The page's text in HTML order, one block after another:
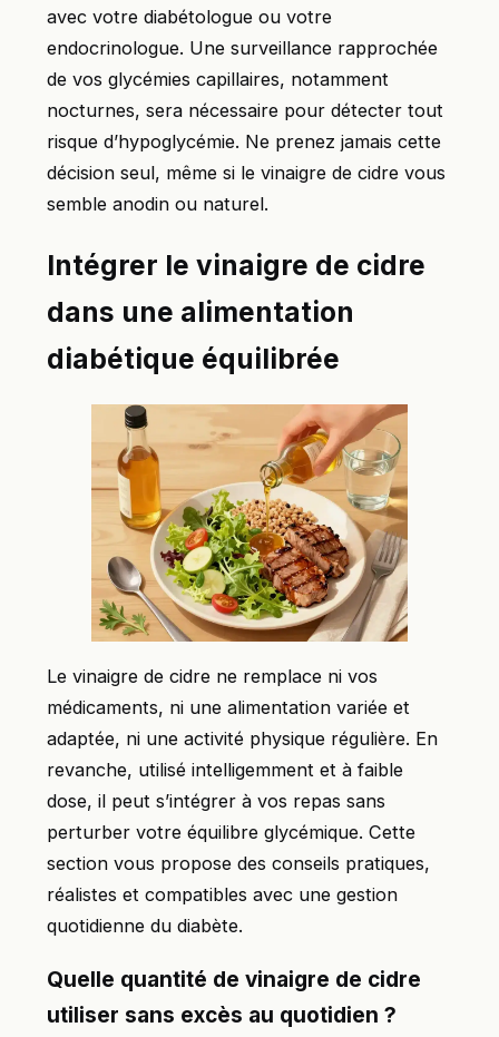
avec votre diabétologue ou votre
endocrinologue. Une surveillance rapprochée
de vos glycémies capillaires, notamment
nocturnes, sera nécessaire pour détecter tout
risque d’hypoglycémie. Ne prenez jamais cette
décision seul, même si le vinaigre de cidre vous
semble anodin ou naturel.
Intégrer le vinaigre de cidre
dans une alimentation
diabétique équilibrée
Le vinaigre de cidre ne remplace ni vos
médicaments, ni une alimentation variée et
adaptée, ni une activité physique régulière. En
revanche, utilisé intelligemment et à faible
dose, il peut s’intégrer à vos repas sans
perturber votre équilibre glycémique. Cette
section vous propose des conseils pratiques,
réalistes et compatibles avec une gestion
quotidienne du diabète.
Quelle quantité de vinaigre de cidre
utiliser sans excès au quotidien ?